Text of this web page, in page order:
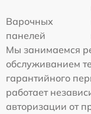
Варочных
панелей
Мы занимаемся
обслуживанием
гарантийного
работает
авторизации от